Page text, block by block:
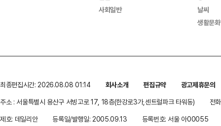
사회일반
날씨
생활문
최종편집시간: 2026.08.08 01:14 회사소개 편집규약
광고제휴문의
주소 : 서울특별시 용산구 서빙고로 17, 18층(한강로3가,센트럴파크 타워동)
전
제호: 데일리안
등록일/발행일: 2005.09.13 등록번호: 서울 아00055